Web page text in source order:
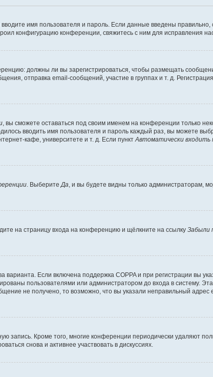
имя пользователя и пароль. Если данные введены
конфигурацию конференции, свяжитесь с ним для исправления
должны ли вы зарегистрироваться, чтобы размещать
отправка email-сообщений, участие в группах и т. д.
, вы сможете оставаться под своим именем на конференции только
вводить имя пользователя и пароль каждый раз, вы можете
кафе, университете и т. д. Если пункт Автоматически входить
. Выберите Да , и вы будете видны только администраторам,
на страницу входа на конференцию и щёлкните на ссылку Забыли
Если включена поддержка COPPA и при регистрации вы
пользователями или администратором до входа в систему.
не получено, то возможно, что вы указали неправильный
запись. Кроме того, многие конференции периодически удаляют
снова и активнее участвовать в дискуссиях.